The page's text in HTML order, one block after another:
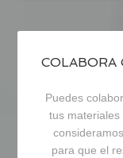
COLABORA
Puedes
tus materiales
para que el